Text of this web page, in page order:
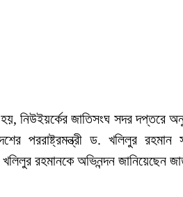
হয়, নিউইয়র্কের জাতিসংঘ সদর দপ্তরে
পররাষ্ট্রমন্ত্রী ড. খলিলুর
খলিলুর রহমানকে অভিনন্দন জানিয়েছেন